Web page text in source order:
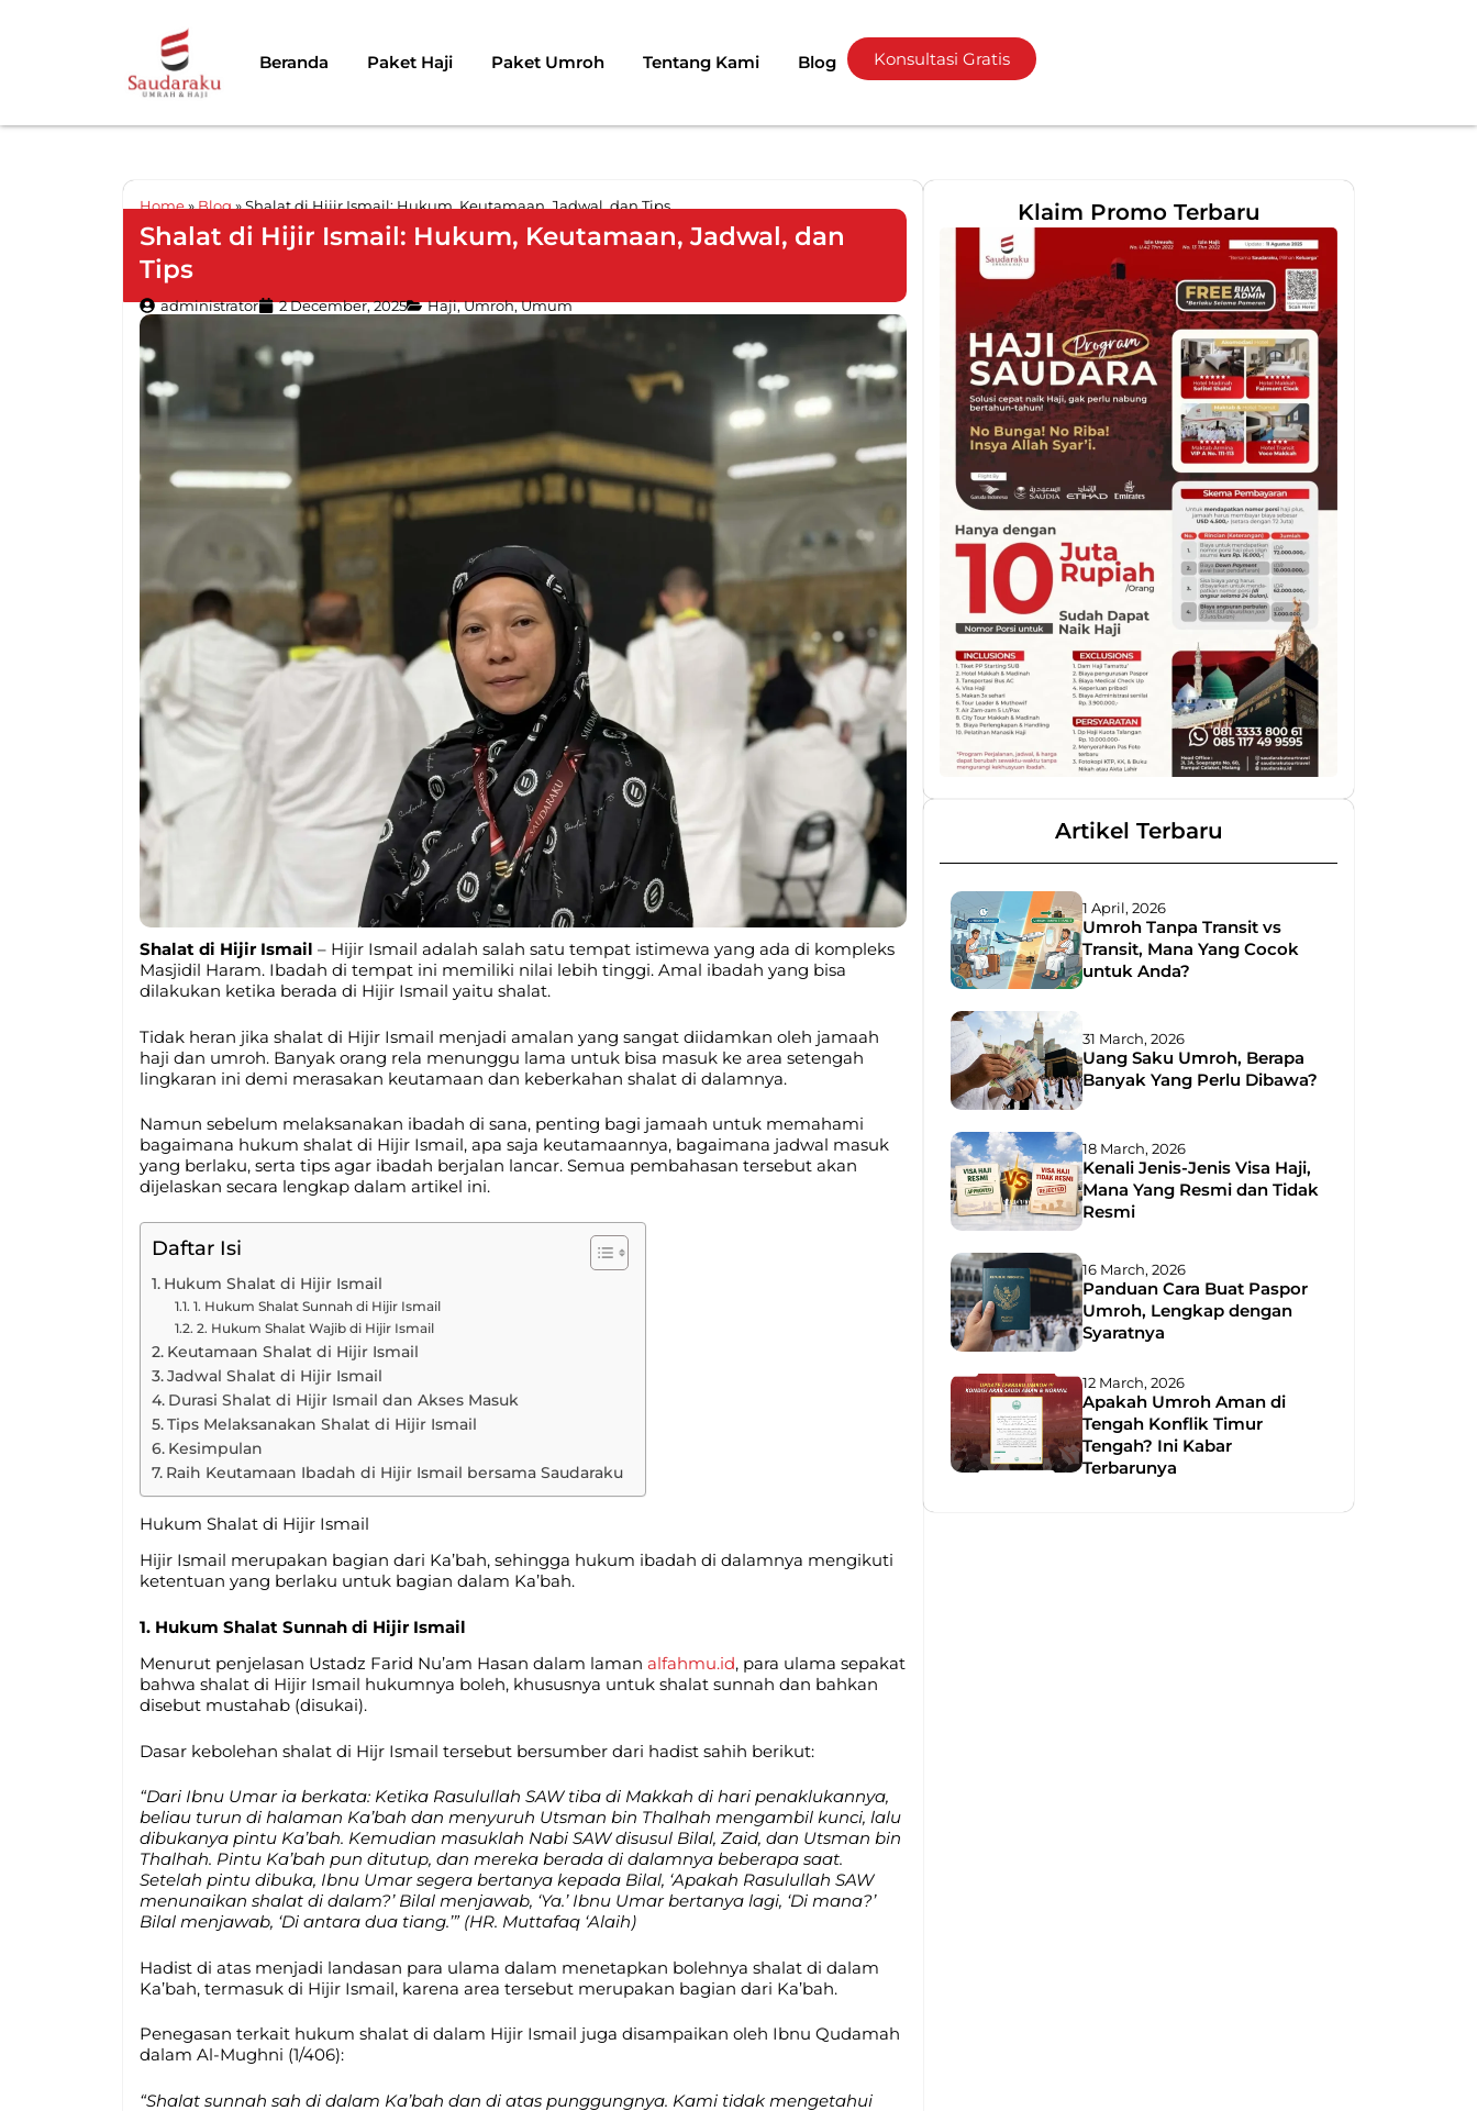
Beranda Paket Haji Paket Umroh Tentang Kami Blog Konsultasi Gratis
Home»Blog»Shalat di Hijir Ismail: Hukum, Keutamaan, Jadwal, dan Tips
Shalat di Hijir Ismail: Hukum, Keutamaan, Jadwal, dan
Tips
administrator 2 December, 2025 Haji,Umroh,Umum
Shalat di Hijir Ismail – Hijir Ismail adalah salah satu tempat istimewa yang ada di kompleks
Masjidil Haram. Ibadah di tempat ini memiliki nilai lebih tinggi. Amal ibadah yang bisa
dilakukan ketika berada di Hijir Ismail yaitu shalat.
Tidak heran jika shalat di Hijir Ismail menjadi amalan yang sangat diidamkan oleh jamaah
haji dan umroh. Banyak orang rela menunggu lama untuk bisa masuk ke area setengah
lingkaran ini demi merasakan keutamaan dan keberkahan shalat di dalamnya.
Namun sebelum melaksanakan ibadah di sana, penting bagi jamaah untuk memahami
bagaimana hukum shalat di Hijir Ismail, apa saja keutamaannya, bagaimana jadwal masuk
yang berlaku, serta tips agar ibadah berjalan lancar. Semua pembahasan tersebut akan
dijelaskan secara lengkap dalam artikel ini.
Daftar Isi
Hukum Shalat di Hijir Ismail
1. Hukum Shalat Sunnah di Hijir Ismail
2. Hukum Shalat Wajib di Hijir Ismail
Keutamaan Shalat di Hijir Ismail
Jadwal Shalat di Hijir Ismail
Durasi Shalat di Hijir Ismail dan Akses Masuk
Tips Melaksanakan Shalat di Hijir Ismail
Kesimpulan
Raih Keutamaan Ibadah di Hijir Ismail bersama Saudaraku
Hukum Shalat di Hijir Ismail
Hijir Ismail merupakan bagian dari Ka’bah, sehingga hukum ibadah di dalamnya mengikuti
ketentuan yang berlaku untuk bagian dalam Ka’bah.
1. Hukum Shalat Sunnah di Hijir Ismail
Menurut penjelasan Ustadz Farid Nu’am Hasan dalam laman alfahmu.id, para ulama sepakat
bahwa shalat di Hijir Ismail hukumnya boleh, khususnya untuk shalat sunnah dan bahkan
disebut mustahab (disukai).
Dasar kebolehan shalat di Hijr Ismail tersebut bersumber dari hadist sahih berikut:
“Dari Ibnu Umar ia berkata: Ketika Rasulullah SAW tiba di Makkah di hari penaklukannya,
beliau turun di halaman Ka’bah dan menyuruh Utsman bin Thalhah mengambil kunci, lalu
dibukanya pintu Ka’bah. Kemudian masuklah Nabi SAW disusul Bilal, Zaid, dan Utsman bin
Thalhah. Pintu Ka’bah pun ditutup, dan mereka berada di dalamnya beberapa saat.
Setelah pintu dibuka, Ibnu Umar segera bertanya kepada Bilal, ‘Apakah Rasulullah SAW
menunaikan shalat di dalam?’ Bilal menjawab, ‘Ya.’ Ibnu Umar bertanya lagi, ‘Di mana?’
Bilal menjawab, ‘Di antara dua tiang.’” (HR. Muttafaq ‘Alaih)
Hadist di atas menjadi landasan para ulama dalam menetapkan bolehnya shalat di dalam
Ka’bah, termasuk di Hijir Ismail, karena area tersebut merupakan bagian dari Ka’bah.
Penegasan terkait hukum shalat di dalam Hijir Ismail juga disampaikan oleh Ibnu Qudamah
dalam Al-Mughni (1/406):
“Shalat sunnah sah di dalam Ka’bah dan di atas punggungnya. Kami tidak mengetahui
Artikel Terbaru
1 April, 2026
Umroh Tanpa Transit vs
Transit, Mana Yang Cocok
untuk Anda?
31 March, 2026
Uang Saku Umroh, Berapa
Banyak Yang Perlu Dibawa?
18 March, 2026
Kenali Jenis-Jenis Visa Haji,
Mana Yang Resmi dan Tidak
Resmi
16 March, 2026
Panduan Cara Buat Paspor
Umroh, Lengkap dengan
Syaratnya
12 March, 2026
Apakah Umroh Aman di
Tengah Konflik Timur
Tengah? Ini Kabar
Terbarunya
Klaim Promo Terbaru